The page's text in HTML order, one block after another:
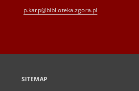
p.karp@biblioteka.zgora.pl
SITEMAP